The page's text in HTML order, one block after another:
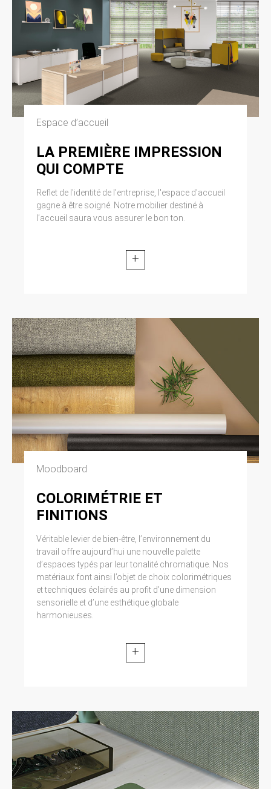
Espace d’accueil
LA PREMIÈRE IMPRESSION
QUI COMPTE
Reflet de l'identité de l'entreprise, l'espace d'accueil
gagne à être soigné. Notre mobilier destiné à
l’accueil saura vous assurer le bon ton.
+
Moodboard
COLORIMÉTRIE ET
FINITIONS
Véritable levier de bien-être, l’environnement du
travail offre aujourd’hui une nouvelle palette
d’espaces typés par leur tonalité chromatique. Nos
matériaux font ainsi l’objet de choix colorimétriques
et techniques éclairés au profit d’une dimension
sensorielle et d’une esthétique globale
harmonieuses.
+